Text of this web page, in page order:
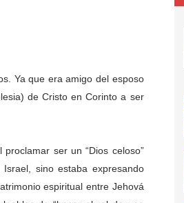
Ya que era amigo del esposo
de Cristo en Corinto a ser
ser un “Dios celoso”
sino estaba expresando
espiritual entre Jehová